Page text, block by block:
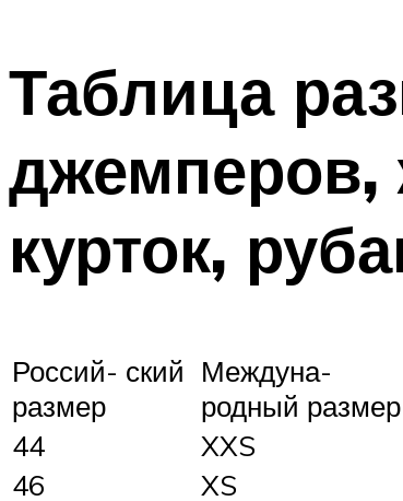
Таблица
джемперов,
курток,
Россий- ский
размер
Междуна-
родный размер
44
XXS
46
XS